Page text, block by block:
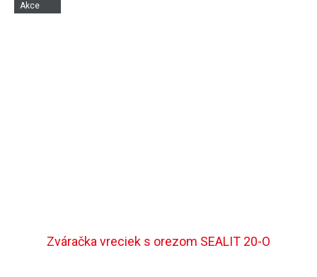
Akce
Zváračka vreciek s orezom SEALIT 20-O